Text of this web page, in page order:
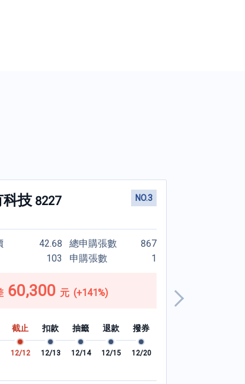
科技 8227 NO.3
42.68 總申購張數
867
103 申購張數 1
60,300 元 (+141%)
截止
12/12
扣款
12/13
抽籤
12/14
退款
12/15
撥券
12/20
最低只須
82
元
買個中籤夢！
申購便利通手續費
說明：動用金額 × 最低利率 × (動用天數 /
365 天)，最低利率依銀行公告為準。